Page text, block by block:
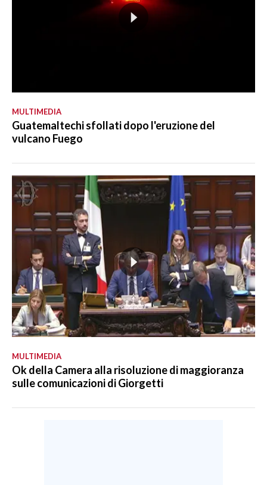
MULTIMEDIA
Guatemaltechi sfollati dopo l'eruzione del
vulcano Fuego
MULTIMEDIA
Ok della Camera alla risoluzione di maggioranza
sulle comunicazioni di Giorgetti